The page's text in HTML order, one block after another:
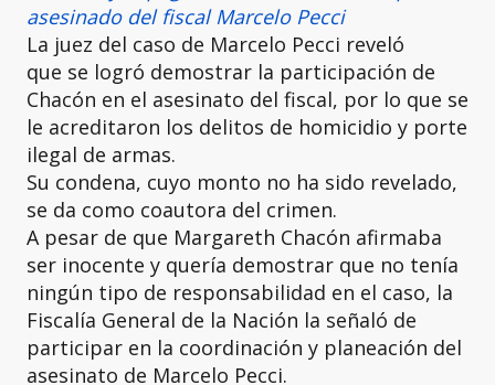
asesinado del fiscal Marcelo Pecci
La juez del caso de Marcelo Pecci reveló
que se logró demostrar la participación de
Chacón en el asesinato del fiscal, por lo que se
le acreditaron los delitos de homicidio y porte
ilegal de armas.
Su condena, cuyo monto no ha sido revelado,
se da como coautora del crimen.
A pesar de que Margareth Chacón afirmaba
ser inocente y quería demostrar que no tenía
ningún tipo de responsabilidad en el caso, la
Fiscalía General de la Nación la señaló de
participar en la coordinación y planeación del
asesinato de Marcelo Pecci.